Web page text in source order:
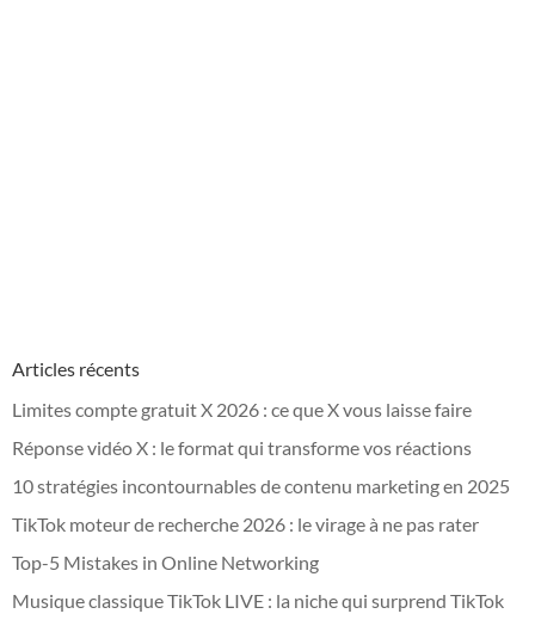
Articles récents
Limites compte gratuit X 2026 : ce que X vous laisse faire
Réponse vidéo X : le format qui transforme vos réactions
10 stratégies incontournables de contenu marketing en 2025
TikTok moteur de recherche 2026 : le virage à ne pas rater
Top-5 Mistakes in Online Networking
Musique classique TikTok LIVE : la niche qui surprend TikTok